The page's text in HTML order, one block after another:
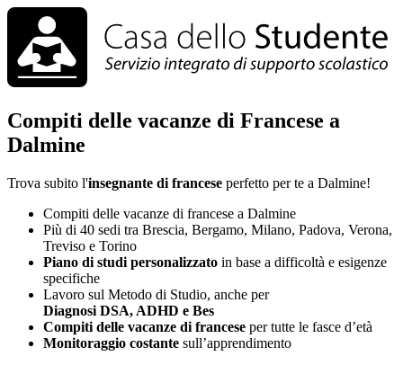
Compiti delle vacanze di Francese a
Dalmine
Trova subito l'insegnante di francese perfetto per te a Dalmine!
Compiti delle vacanze di francese a Dalmine
Più di 40 sedi tra Brescia, Bergamo, Milano, Padova, Verona,
Treviso e Torino
Piano di studi personalizzato in base a difficoltà e esigenze
specifiche
Lavoro sul Metodo di Studio, anche per
Diagnosi DSA, ADHD e Bes
Compiti delle vacanze di francese per tutte le fasce d’età
Monitoraggio costante sull’apprendimento